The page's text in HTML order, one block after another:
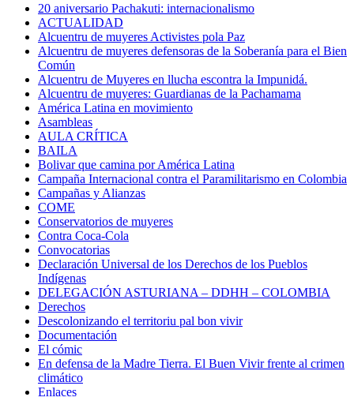
20 aniversario Pachakuti: internacionalismo
ACTUALIDAD
Alcuentru de muyeres Activistes pola Paz
Alcuentru de muyeres defensoras de la Soberanía para el Bien
Común
Alcuentru de Muyeres en llucha escontra la Impunidá.
Alcuentru de muyeres: Guardianas de la Pachamama
América Latina en movimiento
Asambleas
AULA CRÍTICA
BAILA
Bolivar que camina por América Latina
Campaña Internacional contra el Paramilitarismo en Colombia
Campañas y Alianzas
COME
Conservatorios de muyeres
Contra Coca-Cola
Convocatorias
Declaración Universal de los Derechos de los Pueblos
Indígenas
DELEGACIÓN ASTURIANA – DDHH – COLOMBIA
Derechos
Descolonizando el territoriu pal bon vivir
Documentación
El cómic
En defensa de la Madre Tierra. El Buen Vivir frente al crimen
climático
Enlaces